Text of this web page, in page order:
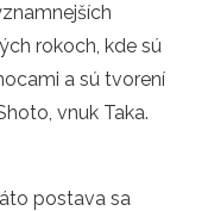
rokoch, kde sú
a sú tvorení
vnuk Taka.
postava sa